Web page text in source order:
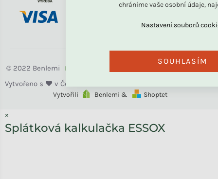
chráníme vaše osobní údaje,
SOUHLASÍM
Vytvořili Benlemi & Shoptet
Benlemi
×
Splátková kalkulačka ESSOX